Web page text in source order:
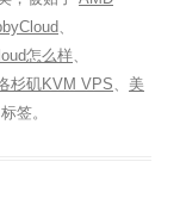
、
怎么样、
杉矶KVM VPS、 美
标签。